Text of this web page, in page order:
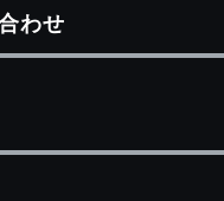
わせ